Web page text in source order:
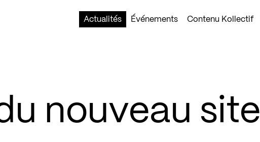
Actualités
Événements Contenu Kollectif
nouveau site